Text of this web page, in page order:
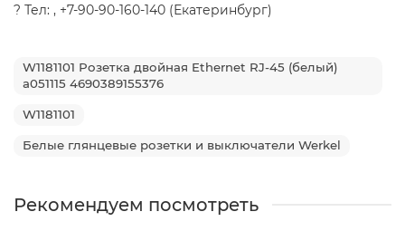
? Тел: , +7-90-90-160-140 (Екатеринбург)
W1181101 Розетка двойная Ethernet RJ-45 (белый)
a051115 4690389155376
W1181101
Белые глянцевые розетки и выключатели Werkel
Рекомендуем посмотреть